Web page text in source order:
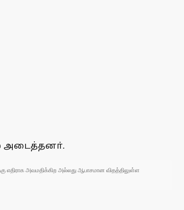
அடைத்தனா்.
எதிராக அவமதிக்கிற அல்லது ஆபாசமான விதத்திலுள்ள